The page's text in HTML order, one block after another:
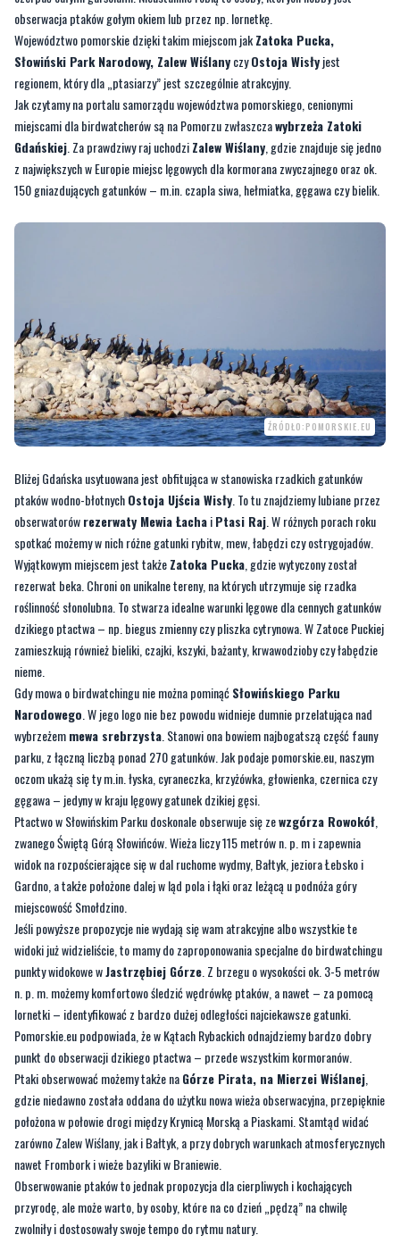
regionem, który dla „ptasiarzy” jest szczególnie atrakcyjny.
Jak czytamy na portalu samorządu województwa pomorskiego, cenionymi
miejscami dla birdwatcherów są na Pomorzu zwłaszczawybrzeża Zatoki
Gdańskiej. Za prawdziwy raj uchodziZalew Wiślany, gdzie znajduje się jedno
z największych w Europie miejsc lęgowych dla kormorana zwyczajnego oraz ok.
150 gniazdujących gatunków – m.in. czapla siwa, hełmiatka, gęgawa czy bielik.
ŹRÓDŁO:POMORSKIE.EU
Bliżej Gdańska usytuowana jest obfitująca w stanowiska rzadkich gatunków
ptaków wodno-błotnychOstoja Ujścia Wisły. To tu znajdziemy lubiane przez
spotkać możemy w nich różne gatunki rybitw, mew, łabędzi czy ostrygojadów.
Wyjątkowym miejscem jest takżeZatoka Pucka, gdzie wytyczony został
rezerwat beka. Chroni on unikalne tereny, na których utrzymuje się rzadka
roślinność słonolubna. To stwarza idealne warunki lęgowe dla cennych gatunków
dzikiego ptactwa – np. biegus zmienny czy pliszka cytrynowa. W Zatoce Puckiej
zamieszkują również bieliki, czajki, kszyki, bażanty, krwawodzioby czy łabędzie
nieme.
Gdy mowa o birdwatchingu nie można pominąćSłowińskiego Parku
Narodowego. W jego logo nie bez powodu widnieje dumnie przelatująca nad
wybrzeżem
parku, z łączną liczbą ponad 270 gatunków. Jak podaje pomorskie.eu, naszym
oczom ukażą się ty m.in. łyska, cyraneczka, krzyżówka, głowienka, czernica czy
gęgawa – jedyny w kraju lęgowy gatunek dzikiej gęsi.
Ptactwo w Słowińskim Parku doskonale obserwuje się zewzgórza Rowokół
zwanego Świętą Górą Słowińców. Wieża liczy 115 metrów n. p. m i zapewnia
widok na rozpościerające się w dal ruchome wydmy, Bałtyk, jeziora Łebsko i
Gardno, a także położone dalej w ląd pola i łąki oraz leżącą u podnóża góry
miejscowość Smołdzino.
Jeśli powyższe propozycje nie wydają się wam atrakcyjne albo wszystkie te
widoki już widzieliście, to mamy do zaproponowania specjalne do birdwatchingu
punkty widokowe wJastrzębiej Górze
n. p. m. możemy komfortowo śledzić wędrówkę ptaków, a nawet – za pomocą
lornetki – identyfikować z bardzo dużej odległości najciekawsze gatunki.
Pomorskie.eu podpowiada, że w Kątach Rybackich odnajdziemy bardzo dobry
punkt do obserwacji dzikiego ptactwa – przede wszystkim kormoranów.
Ptaki obserwować możemy także naGórze Pirata, na Mierzei Wiślanej
gdzie niedawno została oddana do użytku nowa wieża obserwacyjna, przepięknie
położona w połowie drogi między Krynicą Morską a Piaskami. Stamtąd widać
zarówno Zalew Wiślany, jak i Bałtyk, a przy dobrych warunkach atmosferycznych
nawet Frombork i wieże bazyliki w Braniewie.
Obserwowanie ptaków to jednak propozycja dla cierpliwych i kochających
przyrodę, ale może warto, by osoby, które na co dzień „pędzą” na chwilę
zwolniły i dostosowały swoje tempo do rytmu natury.